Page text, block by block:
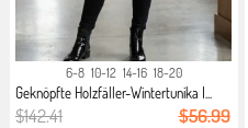
6-8 10-12 14-16 18-20
Geknöpfte Holzfäller-Wintertunika I...
$142.41 $56.99